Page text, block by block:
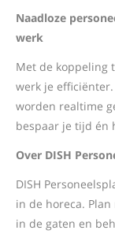
Naadloze
werk
Met de koppeling
werk je
worden realtime
bespaar je tijd én
Over DISH
DISH
in de horeca.
in de gaten en